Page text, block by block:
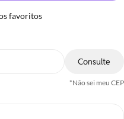
favoritos
Consulte
*Não sei meu CEP